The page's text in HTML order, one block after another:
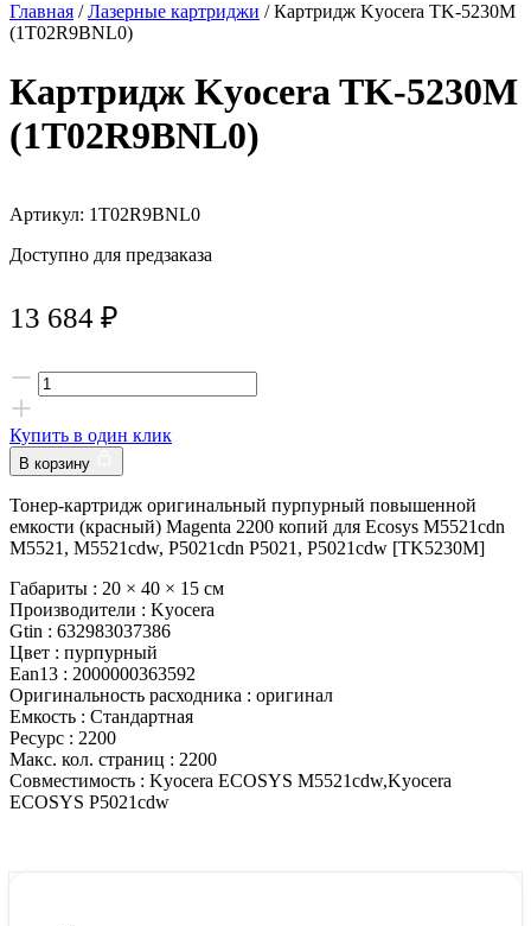
Главная /Лазерные картриджи / Картридж Kyocera TK-5230M
(1T02R9BNL0)
Картридж Kyocera TK-5230M
(1T02R9BNL0)
Артикул: 1T02R9BNL0
Доступно для предзаказа
13 684 ₽
Купить в один клик
В корзину
Тонер-картридж оригинальный пурпурный повышенной
емкости (красный) Magenta 2200 копий для Ecosys M5521cdn
M5521, M5521cdw, P5021cdn P5021, P5021cdw [TK5230M]
Габариты : 20 × 40 × 15 см
Производители : Kyocera
Gtin : 632983037386
Цвет : пурпурный
Ean13 : 2000000363592
Оригинальность расходника : оригинал
Емкость : Стандартная
Ресурс : 2200
Макс. кол. страниц : 2200
Совместимость : Kyocera ECOSYS M5521cdw,Kyocera
ECOSYS P5021cdw